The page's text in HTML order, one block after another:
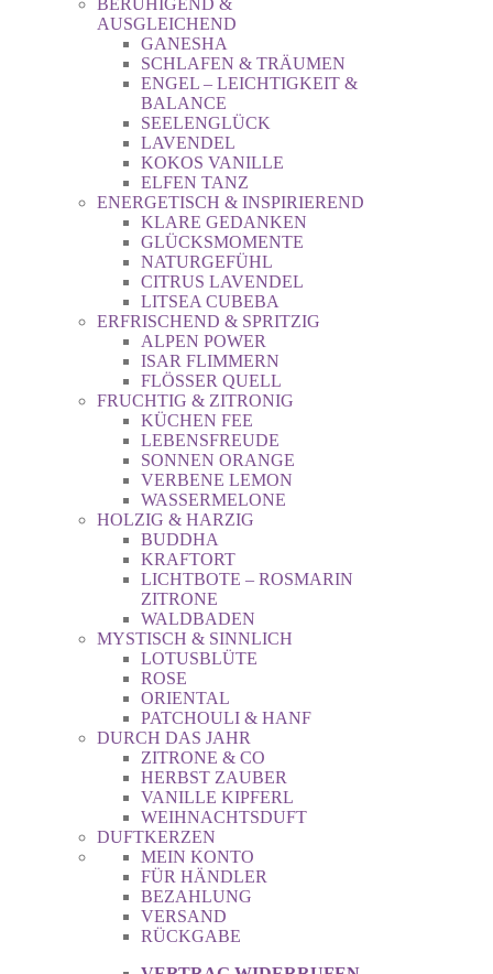
BERUHIGEND &
AUSGLEICHEND
GANESHA
SCHLAFEN & TRÄUMEN
ENGEL – LEICHTIGKEIT &
BALANCE
SEELENGLÜCK
LAVENDEL
KOKOS VANILLE
ELFEN TANZ
ENERGETISCH & INSPIRIEREND
KLARE GEDANKEN
GLÜCKSMOMENTE
NATURGEFÜHL
CITRUS LAVENDEL
LITSEA CUBEBA
ERFRISCHEND & SPRITZIG
ALPEN POWER
ISAR FLIMMERN
FLÖSSER QUELL
FRUCHTIG & ZITRONIG
KÜCHEN FEE
LEBENSFREUDE
SONNEN ORANGE
VERBENE LEMON
WASSERMELONE
HOLZIG & HARZIG
BUDDHA
KRAFTORT
LICHTBOTE – ROSMARIN
ZITRONE
WALDBADEN
MYSTISCH & SINNLICH
LOTUSBLÜTE
ROSE
ORIENTAL
PATCHOULI & HANF
DURCH DAS JAHR
ZITRONE & CO
HERBST ZAUBER
VANILLE KIPFERL
WEIHNACHTSDUFT
DUFTKERZEN
MEIN KONTO
FÜR HÄNDLER
BEZAHLUNG
VERSAND
RÜCKGABE